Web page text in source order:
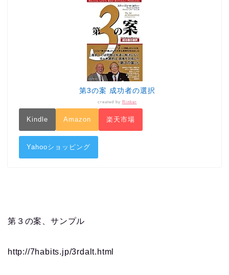
第3の案 成功者の選択
created by Rinker
Kindle Amazon 楽天市場
Yahooショッピング
第３の案、サンプル
http://7habits.jp/3rdalt.html